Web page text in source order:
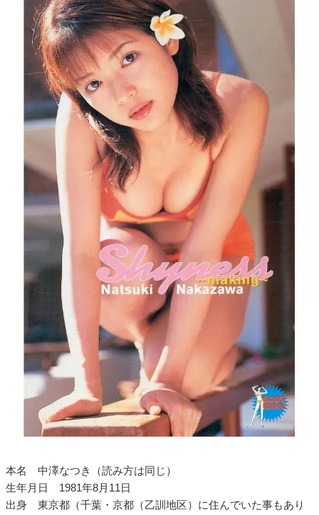
本名 中澤なつき（読み方は同じ）
生年月日 1981年8月11日
出身 東京都（千葉・京都（乙訓地区）に住んでいた事もあり